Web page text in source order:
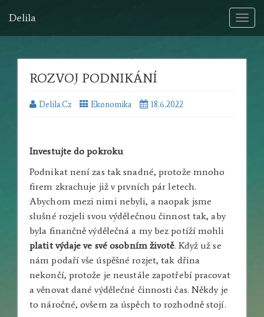
Delila
ROZVOJ PODNIKÁNÍ
Delila.cz Ekonomika 18.6.2022
Investujte do pokroku
Podnikat není zas tak snadné, protože mnoho
firem zkrachuje již v prvních pár letech.
Abychom mezi nimi nebyli, a naopak jsme
slušné rozjeli svou výdělečnou činnost tak, aby
byla finančně výdělečná a my bez potíží mohli
platit výdaje ve své osobním životě. Když už se
nám podaří vše úspěšné rozjet, tak dřina
nekončí, protože je neustále zapotřebí pracovat
a věnovat dané výdělečné činnosti čas. Někdy je
to náročné, ovšem za úspěch to rozhodně stojí.